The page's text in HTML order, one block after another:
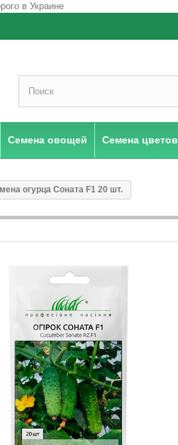
Семена овощей Семена цветов
огурца Соната F1 20 шт.